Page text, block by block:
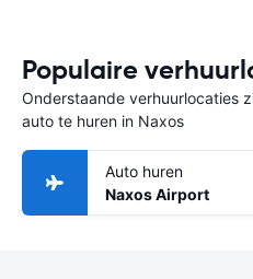
Populaire
Onderstaande verhuurlocaties
auto te huren in Naxos
Auto huren
Naxos Airport